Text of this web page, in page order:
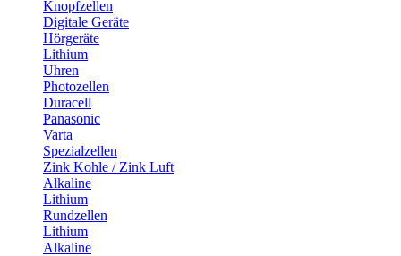
Knopfzellen
Digitale Geräte
Hörgeräte
Lithium
Uhren
Photozellen
Duracell
Panasonic
Varta
Spezialzellen
Zink Kohle / Zink Luft
Alkaline
Lithium
Rundzellen
Lithium
Alkaline